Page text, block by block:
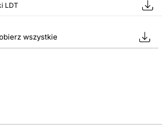
LDT
wszystkie